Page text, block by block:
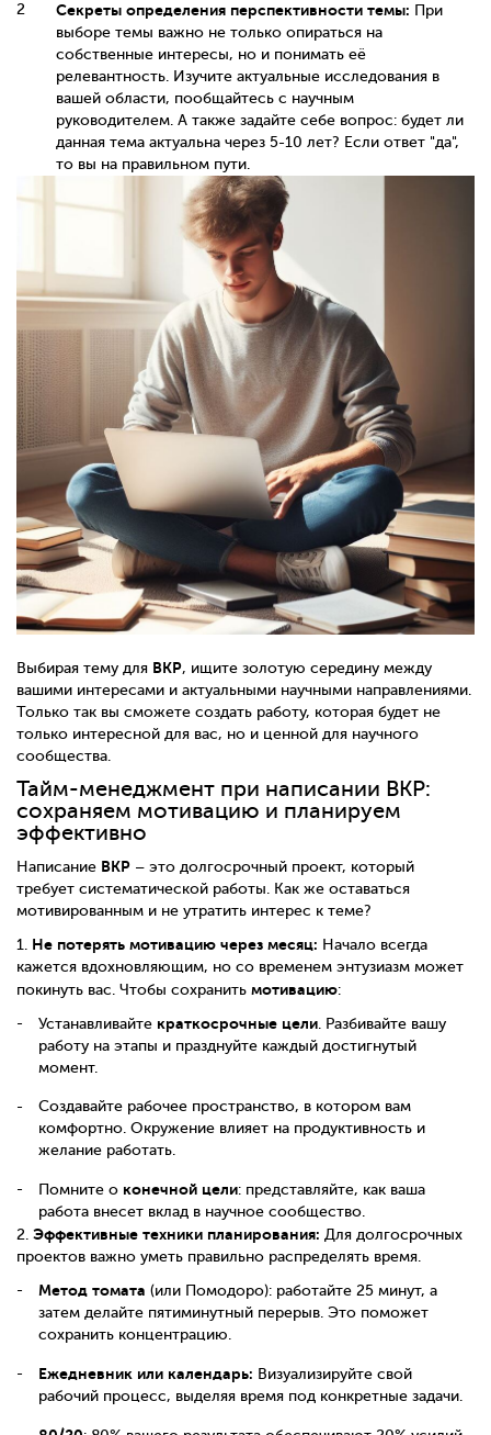
Секреты определения перспективности темы: При
выборе темы важно не только опираться на
собственные интересы, но и понимать её
релевантность. Изучите актуальные исследования в
вашей области, пообщайтесь с научным
руководителем. А также задайте себе вопрос: будет ли
данная тема актуальна через 5-10 лет? Если ответ "да",
то вы на правильном пути.
Выбирая тему для ВКР, ищите золотую середину между
вашими интересами и актуальными научными направлениями.
Только так вы сможете создать работу, которая будет не
только интересной для вас, но и ценной для научного
сообщества.
Тайм-менеджмент при написании ВКР:
сохраняем мотивацию и планируем
эффективно
Написание ВКР – это долгосрочный проект, который
требует систематической работы. Как же оставаться
мотивированным и не утратить интерес к теме?
1. Не потерять мотивацию через месяц: Начало всегда
кажется вдохновляющим, но со временем энтузиазм может
покинуть вас. Чтобы сохранить мотивацию:
Устанавливайте краткосрочные цели . Разбивайте вашу
работу на этапы и празднуйте каждый достигнутый
момент.
Создавайте рабочее пространство, в котором вам
комфортно. Окружение влияет на продуктивность и
желание работать.
Помните о конечной цели: представляйте, как ваша
работа внесет вклад в научное сообщество.
2. Эффективные техники планирования: Для долгосрочных
проектов важно уметь правильно распределять время.
Метод томата (или Помодоро): работайте 25 минут, а
затем делайте пятиминутный перерыв. Это поможет
сохранить концентрацию.
Ежедневник или календарь: Визуализируйте свой
рабочий процесс, выделяя время под конкретные задачи.